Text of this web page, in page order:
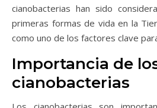
cianobacterias han sido
primeras formas de vida en la
como uno de los factores clave
Importancia de
cianobacterias